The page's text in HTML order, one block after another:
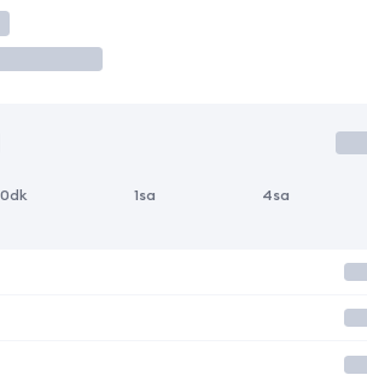
1sa 4sa